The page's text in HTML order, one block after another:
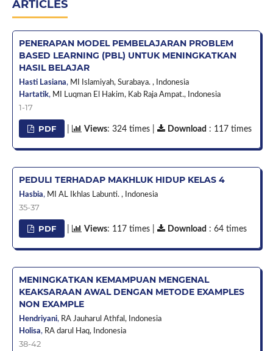
ARTICLES
PENERAPAN MODEL PEMBELAJARAN PROBLEM
BASED LEARNING (PBL) UNTUK MENINGKATKAN
HASIL BELAJAR
Hasti Lasiana, MI Islamiyah, Surabaya. ,
Indonesia
Hartatik, MI Luqman El Hakim, Kab Raja Ampat., Indonesia
1-17
PDF Views: 324 times | Download : 117 times
PEDULI TERHADAP MAKHLUK HIDUP KELAS 4
Hasbia, MI AL Ikhlas Labunti. , Indonesia
35-37
PDF Views: 117 times | Download : 64 times
MENINGKATKAN KEMAMPUAN MENGENAL
KEAKSARAAN AWAL DENGAN METODE EXAMPLES
NON EXAMPLE
Hendriyani, RA Jauharul Athfal,
Indonesia
Holisa, RA darul Haq, Indonesia
38-42